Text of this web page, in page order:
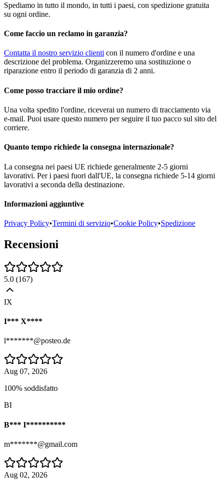
Spediamo in tutto il mondo, in tutti i paesi, con spedizione gratuita
su ogni ordine.
Come faccio un reclamo in garanzia?
Contatta il nostro servizio clienti con il numero d'ordine e una
descrizione del problema. Organizzeremo una sostituzione o
riparazione entro il periodo di garanzia di 2 anni.
Come posso tracciare il mio ordine?
Una volta spedito l'ordine, riceverai un numero di tracciamento via
e-mail. Puoi usare questo numero per seguire il tuo pacco sul sito del
corriere.
Quanto tempo richiede la consegna internazionale?
La consegna nei paesi UE richiede generalmente 2-5 giorni
lavorativi. Per i paesi fuori dall'UE, la consegna richiede 5-14 giorni
lavorativi a seconda della destinazione.
Informazioni aggiuntive
Privacy Policy•Termini di servizio•Cookie Policy•Spedizione
Recensioni
5.0 (167)
IX
I*** X****
l*******@posteo.de
Aug 07, 2026
100% soddisfatto
BI
B*** I**********
m*******@gmail.com
Aug 02, 2026